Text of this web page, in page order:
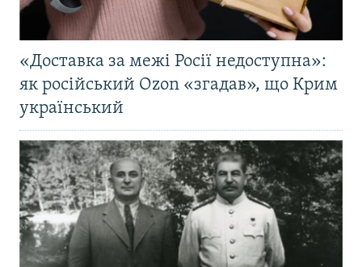
«Доставка за межі Росії недоступна»:
як російський Ozon «згадав», що Крим
український